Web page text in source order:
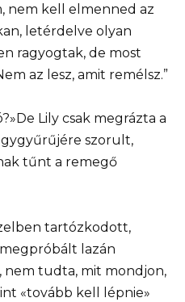
nem kell elmenned az
letérdelve olyan
ragyogtak, de most
az lesz, amit remélsz.”
Lily csak megrázta a
szorult,
tűnt a remegő
tartózkodott,
lazán
nem tudta, mit mondjon,
«tovább kell lépnie»